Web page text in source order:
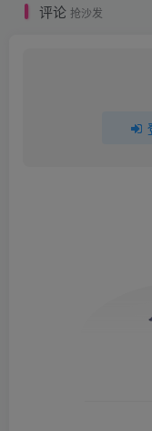
评论 抢沙发